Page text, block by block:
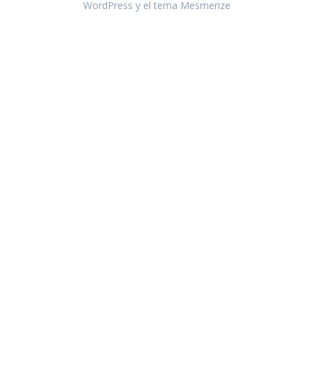
WordPress y el tema Mesmerize